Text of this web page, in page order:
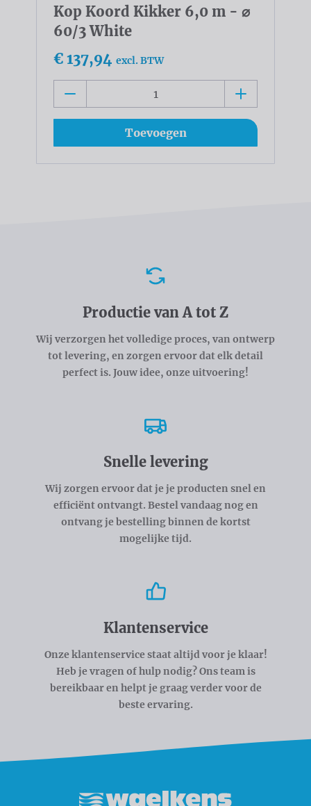
Kop Koord Kikker 6,0 m - ⌀
60/3 White
€ 137,94 excl. BTW
Toevoegen
Productie van A tot Z
Wij verzorgen het volledige proces, van ontwerp
tot levering, en zorgen ervoor dat elk detail
perfect is. Jouw idee, onze uitvoering!
Snelle levering
Wij zorgen ervoor dat je je producten snel en
efficiënt ontvangt. Bestel vandaag nog en
ontvang je bestelling binnen de kortst
mogelijke tijd.
Klantenservice
Onze klantenservice staat altijd voor je klaar!
Heb je vragen of hulp nodig? Ons team is
bereikbaar en helpt je graag verder voor de
beste ervaring.